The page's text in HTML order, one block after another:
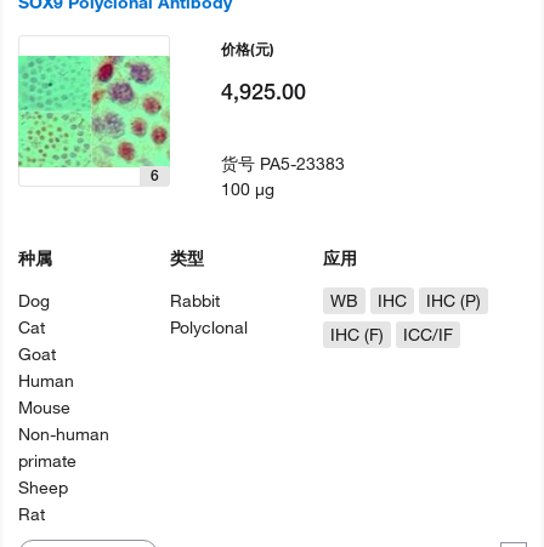
6
种属
Dog
Cat
Goat
Human
Mouse
Non-human
primate
Sheep
Rat
类型
Rabbit
Polyclonal
应用
WB
IHC
IHC (P)
IHC (F)
ICC/IF
价格(元)
4,925.00
货号 PA5-23383
100 µg